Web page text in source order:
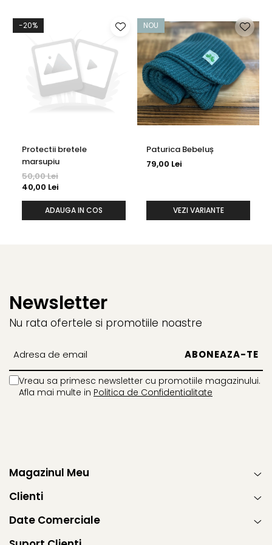
-20%
Protectii bretele
marsupiu
50,00 Lei
40,00 Lei
ADAUGA IN COS
NOU
Paturica Bebeluș
79,00 Lei
VEZI VARIANTE
Newsletter
Nu rata ofertele si promotiile noastre
Vreau sa primesc newsletter cu promotiile magazinului.
Afla mai multe in Politica de Confidentialitate
Magazinul Meu
Clienti
Date Comerciale